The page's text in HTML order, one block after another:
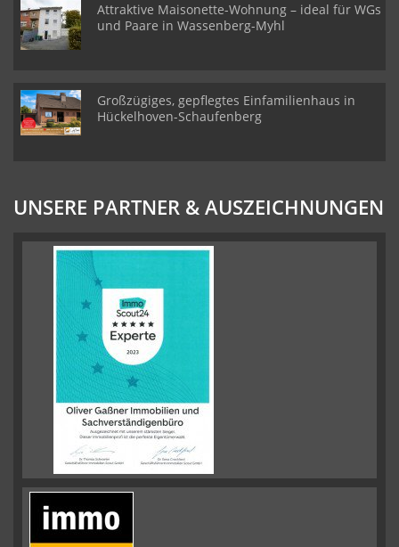
Attraktive Maisonette-Wohnung – ideal für WGs
und Paare in Wassenberg-Myhl
Großzügiges, gepflegtes Einfamilienhaus in
Hückelhoven-Schaufenberg
UNSERE PARTNER & AUSZEICHNUNGEN